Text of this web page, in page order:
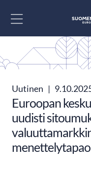
Uutinen |
Euroopan
uudisti